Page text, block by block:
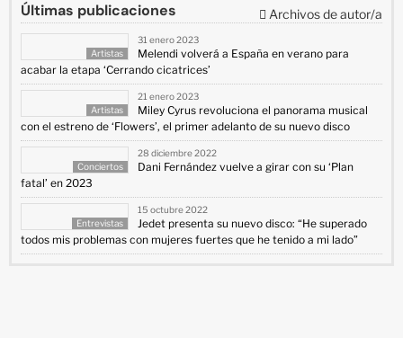
Últimas publicaciones Archivos de autor/a
Artistas
31 enero 2023
Melendi volverá a España en verano para
acabar la etapa ‘Cerrando cicatrices’
Artistas
21 enero 2023
Miley Cyrus revoluciona el panorama musical
con el estreno de ‘Flowers’, el primer adelanto de su nuevo disco
Conciertos
28 diciembre 2022
Dani Fernández vuelve a girar con su ‘Plan
fatal’ en 2023
Entrevistas
15 octubre 2022
Jedet presenta su nuevo disco: “He superado
todos mis problemas con mujeres fuertes que he tenido a mi lado”